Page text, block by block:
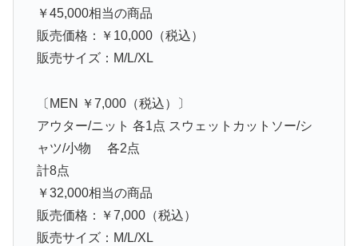
￥45,000相当の商品
販売価格：￥10,000（税込）
販売サイズ：M/L/XL
〔MEN ￥7,000（税込）〕
アウター/ニット 各1点 スウェットカットソー/シ
ャツ/小物 各2点
計8点
￥32,000相当の商品
販売価格：￥7,000（税込）
販売サイズ：M/L/XL